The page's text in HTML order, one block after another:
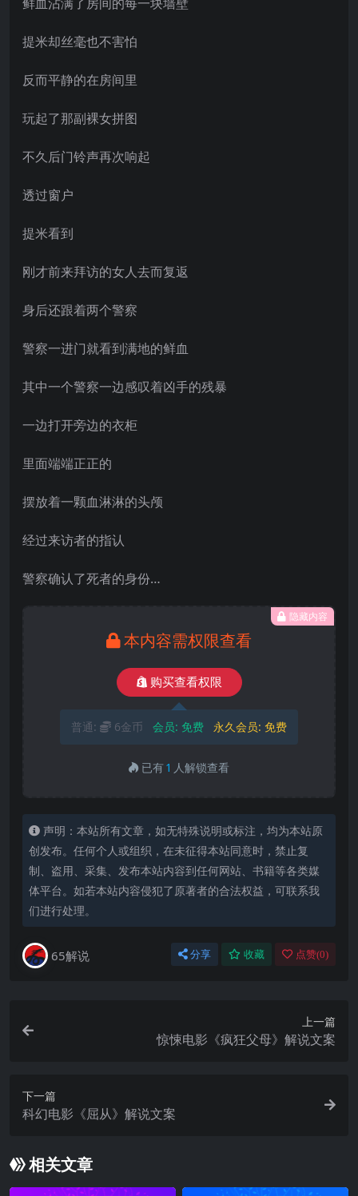
提米却丝毫也不害怕
反而平静的在房间里
玩起了那副裸女拼图
不久后门铃声再次响起
透过窗户
提米看到
刚才前来拜访的女人去而复返
身后还跟着两个警察
警察一进门就看到满地的鲜血
其中一个警察一边感叹着凶手的残暴
一边打开旁边的衣柜
里面端端正正的
摆放着一颗血淋淋的头颅
经过来访者的指认
警察确认了死者的身份…
隐藏内容
本内容需权限查看
购买查看权限
普通: 6金币 会员: 免费 永久会员: 免费
已有1 人解锁查看
声明：本站所有文章，如无特殊说明或标注，均为本站原
创发布。任何个人或组织，在未征得本站同意时，禁止复
制、盗用、采集、发布本站内容到任何网站、书籍等各类媒
体平台。如若本站内容侵犯了原著者的合法权益，可联系我
们进行处理。
65解说 分享 收藏 点赞(0)
上一篇
惊悚电影《疯狂父母》解说文案
下一篇
科幻电影《屈从》解说文案
相关文章